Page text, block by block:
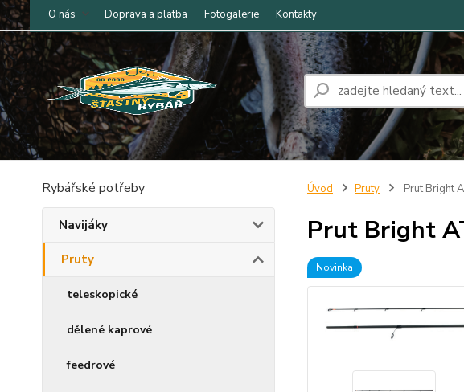
O nás Doprava a platba Fotogalerie Kontakty
Rybářské potřeby
Navijáky
Pruty
teleskopické
dělené kaprové
feedrové
Úvod Pruty Prut Bright
Prut Bright
Novinka